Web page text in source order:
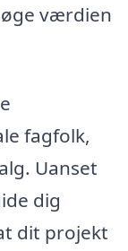
værdien
fagfolk,
Uanset
dig
dit projekt